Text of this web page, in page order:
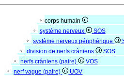
corps humain
système nerveux
SOS
système nerveux périphérique
division de nerfs crâniens
SOS
nerfs crâniens (paire)
VOS
nerf vague (paire)
UOV